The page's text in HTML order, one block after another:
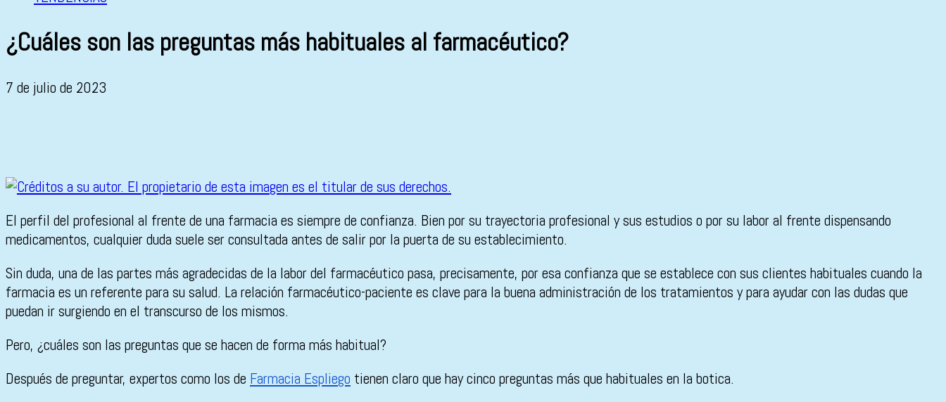
¿Cuáles son las preguntas más habituales al farmacéutico?
7 de julio de 2023
El perfil del profesional al frente de una farmacia es siempre de confianza. Bien por su trayectoria profesional y sus estudios o por su labor al frente dispensando
medicamentos, cualquier duda suele ser consultada antes de salir por la puerta de su establecimiento.
Sin duda, una de las partes más agradecidas de la labor del farmacéutico pasa, precisamente, por esa confianza que se establece con sus clientes habituales cuando la
farmacia es un referente para su salud. La relación farmacéutico-paciente es clave para la buena administración de los tratamientos y para ayudar con las dudas que
puedan ir surgiendo en el transcurso de los mismos.
Pero, ¿cuáles son las preguntas que se hacen de forma más habitual?
Después de preguntar, expertos como los de Farmacia Espliego tienen claro que hay cinco preguntas más que habituales en la botica.